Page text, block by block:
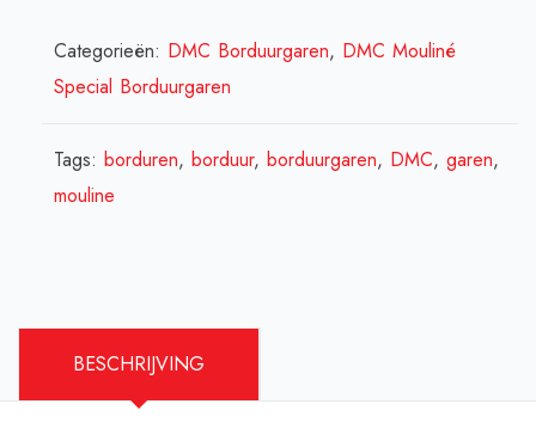
aantal
Categorieën: DMC Borduurgaren, DMC Mouliné
Special Borduurgaren
Tags: borduren, borduur, borduurgaren, DMC, garen,
mouline
BESCHRIJVING